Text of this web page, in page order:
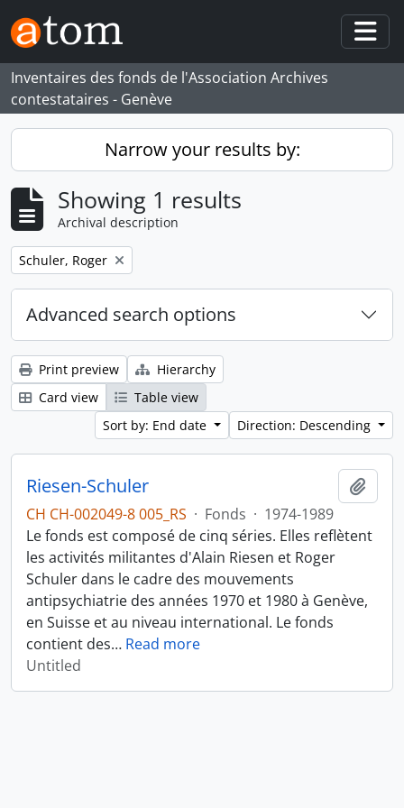
Skip to main content
Inventaires des fonds de l'Association Archives
contestataires - Genève
Narrow your results by:
Showing 1 results
Archival description
Remove filter:
Schuler, Roger
Advanced search options
Print preview
Hierarchy
Card view
Table view
Sort by: End date
Direction: Descending
Riesen-Schuler
CH CH-002049-8 005_RS · Fonds · 1974-1989
Le fonds est composé de cinq séries. Elles reflètent
les activités militantes d'Alain Riesen et Roger
Schuler dans le cadre des mouvements
antipsychiatrie des années 1970 et 1980 à Genève,
en Suisse et au niveau international. Le fonds
contient des… Read more
Untitled